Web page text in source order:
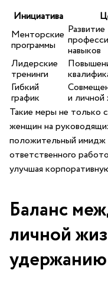
Инициатива
Менторские
программы
Развитие
навыков
Лидерские
тренинги
Гибкий
‌график и личной
Такие меры не только⁢
женщин на
положительный имидж
ответственного
улучшая
Баланс
личной
удержанию